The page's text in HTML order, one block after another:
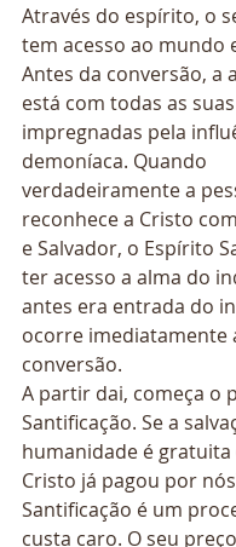
Através do espírito, o
tem acesso ao mundo
Antes da conversão, a
está com todas as
impregnadas pela
demoníaca. Quando
verdadeiramente a
reconhece a Cristo
e Salvador, o Espírito
ter acesso a alma do
antes era entrada do
ocorre imediatamente
conversão.
A partir dai, começa o
Santificação. Se a
humanidade é
Cristo já pagou por
Santificação é um
custa caro. O seu